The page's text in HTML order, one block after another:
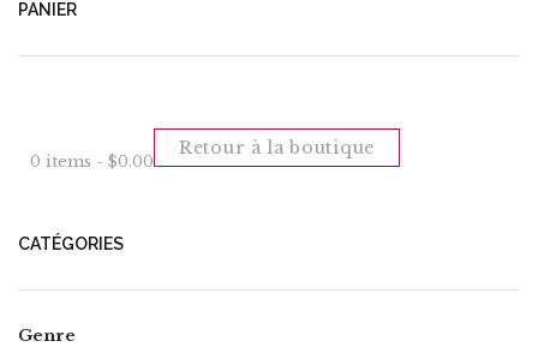
PANIER
0 items - $0.00
Retour à la boutique
CATÉGORIES
Genre